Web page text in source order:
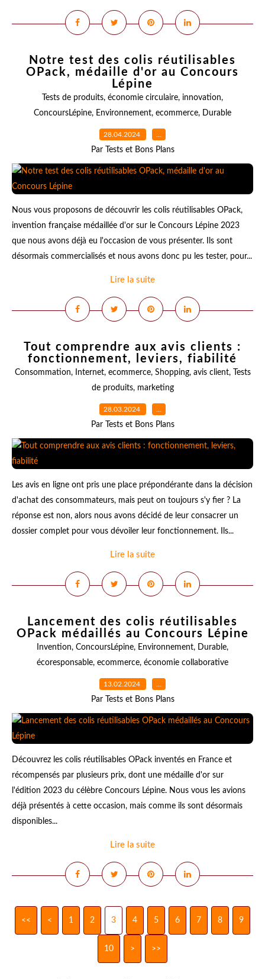
Notre test des colis réutilisables
OPack, médaille d'or au Concours
Lépine
Tests de produits, économie circulaire, innovation,
ConcoursLépine, Environnement, ecommerce, Durable
28.04.2024 …
Par Tests et Bons Plans
Nous vous proposons de découvrir les colis réutilisables OPack,
invention française médaillée d'or sur le Concours Lépine 2023
que nous avons déjà eu l'occasion de vous présenter. Ils sont
désormais commercialisés et nous avons donc pu les tester, pour...
Lire la suite
Tout comprendre aux avis clients :
fonctionnement, leviers, fiabilité
Consommation, Internet, ecommerce, Shopping, avis client,
Tests
de produits, marketing
28.03.2024 …
Par Tests et Bons Plans
Les avis en ligne ont pris une place prépondérante dans la décision
d'achat des consommateurs, mais peut on toujours s'y fier ? La
réponse est non, alors nous avons décidé de leur consacrer un
dossier complet pour vous dévoiler leur fonctionnement. Ils...
Lire la suite
Lancement des colis réutilisables
OPack médaillés au Concours Lépine
Invention, ConcoursLépine, Environnement, Durable,
écoresponsable, ecommerce, économie collaborative
13.02.2024 …
Par Tests et Bons Plans
Découvrez les colis réutilisables OPack inventés en France et
récompensés par plusieurs prix, dont une médaille d'or sur
l'édition 2023 du célèbre Concours Lépine. Nous vous les avions
déjà présentés à cette occasion, mais comme ils sont désormais
disponibles...
Lire la suite
<< < 1 2 3 4 5 6 7 8 9
10 > >>